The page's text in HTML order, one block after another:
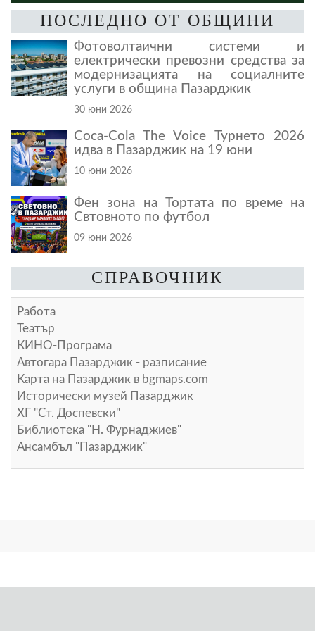
ПОСЛЕДНО ОТ ОБЩИНИ
Фотоволтаични системи и
електрически превозни средства за
модернизацията на социалните
услуги в община Пазарджик
30 юни 2026
Coca-Cola The Voice Турнето 2026
идва в Пазарджик на 19 юни
10 юни 2026
Фен зона на Тортата по време на
Свтовното по футбол
09 юни 2026
СПРАВОЧНИК
Работа
Театър
КИНО-Програма
Автогара Пазарджик - разписание
Карта на Пазарджик в bgmaps.com
Исторически музей Пазарджик
ХГ "Ст. Доспевски"
Библиотека "Н. Фурнаджиев"
Ансамбъл "Пазарджик"